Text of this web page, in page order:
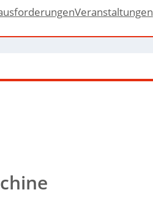
Veranstaltungen